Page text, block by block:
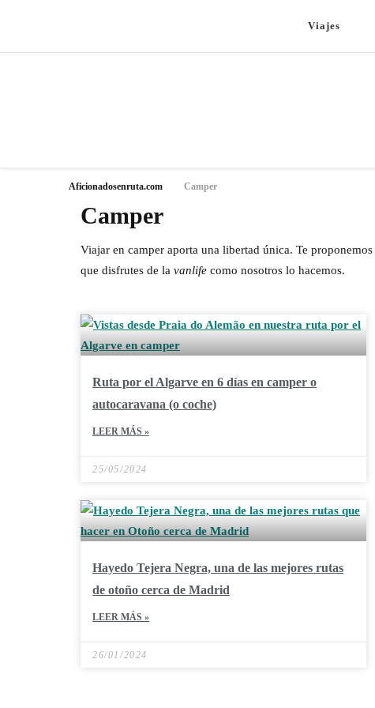
Viajes
Aficionadosenruta.com Camper
Camper
Viajar en camper aporta una libertad única. Te
que disfrutes de la vanlife como nosotros lo hacemos.
Ruta por el Algarve en 6 días en camper o
autocaravana (o coche)
LEER MÁS »
25/05/2024
Hayedo Tejera Negra, una de las mejores rutas
de otoño cerca de Madrid
LEER MÁS »
26/01/2024